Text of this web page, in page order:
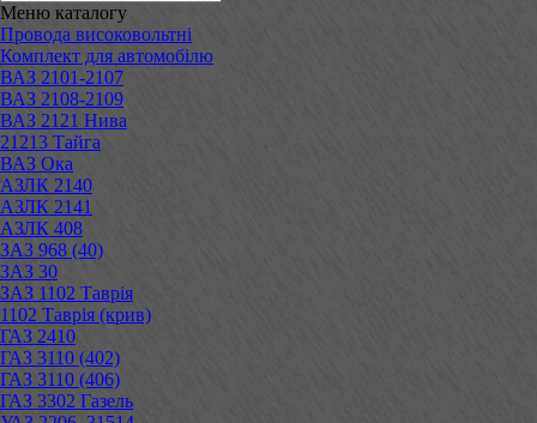
Меню каталогу
Провода високовольтні
Комплект для автомобілю
ВАЗ 2101-2107
ВАЗ 2108-2109
ВАЗ 2121 Нива
21213 Тайга
ВАЗ Ока
АЗЛК 2140
АЗЛК 2141
АЗЛК 408
ЗАЗ 968 (40)
ЗАЗ 30
ЗАЗ 1102 Таврія
1102 Таврія (крив)
ГАЗ 2410
ГАЗ 3110 (402)
ГАЗ 3110 (406)
ГАЗ 3302 Газель